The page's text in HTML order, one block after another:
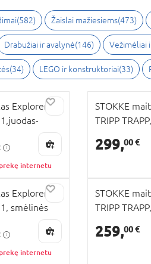
(582) Žaislai mažiesiems(473)
Drabužiai ir avalynė(146) Vežimėliai
(34) LEGO ir konstruktoriai(33)
Explorer
internetu
STOKKE
TRIPP
299,00 €
Explorer
smėlinės
internetu
STOKKE
TRIPP
259,00 €